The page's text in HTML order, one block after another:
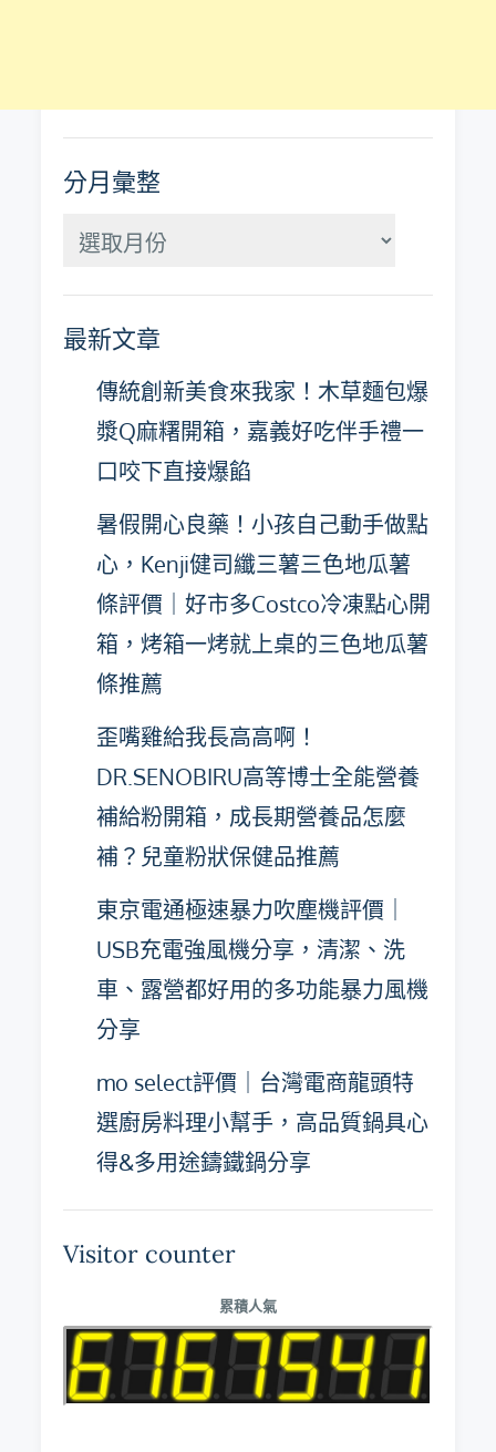
分月彙整
分
整
最新文章
傳統創新美食來我家！木草麵包爆
漿Q麻糬開箱，嘉義好吃伴手禮一
口咬下直接爆餡
暑假開心良藥！小孩自己動手做點
心，Kenji健司纖三薯三色地瓜薯
條評價｜好市多Costco冷凍點心開
箱，烤箱一烤就上桌的三色地瓜薯
條推薦
歪嘴雞給我長高高啊！
DR.SENOBIRU高等博士全能營養
補給粉開箱，成長期營養品怎麼
補？兒童粉狀保健品推薦
東京電通極速暴力吹塵機評價｜
USB充電強風機分享，清潔、洗
車、露營都好用的多功能暴力風機
分享
mo select評價｜台灣電商龍頭特
選廚房料理小幫手，高品質鍋具心
得&多用途鑄鐵鍋分享
Visitor counter
累積人氣